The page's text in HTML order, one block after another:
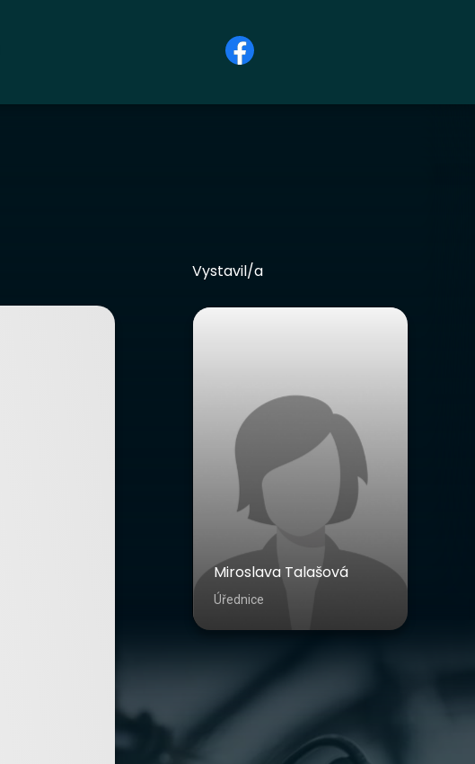
Vystavil/a
Miroslava Talašová
Úřednice